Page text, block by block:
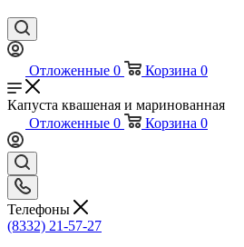
Отложенные 0 Корзина 0
Капуста квашеная и маринованная
Отложенные 0 Корзина 0
Телефоны
(8332) 21-57-27